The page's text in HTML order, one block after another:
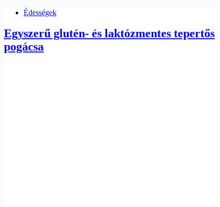
Édességek
Egyszerű glutén- és laktózmentes tepertős
pogácsa